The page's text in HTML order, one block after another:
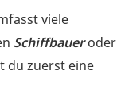
viele
Schiffbauer oder
du zuerst eine